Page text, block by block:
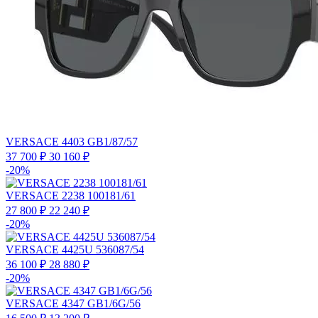
VERSACE 4403 GB1/87/57
37 700 ₽ 30 160 ₽
-20%
VERSACE 2238 100181/61
27 800 ₽ 22 240 ₽
-20%
VERSACE 4425U 536087/54
36 100 ₽ 28 880 ₽
-20%
VERSACE 4347 GB1/6G/56